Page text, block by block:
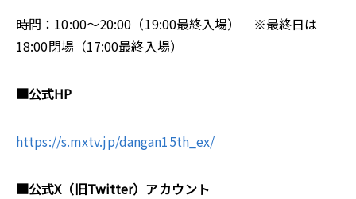
時間：10:00～20:00（19:00最終入場） ※最終日は
18:00閉場（17:00最終入場）
■公式HP
https://s.mxtv.jp/dangan15th_ex/
■公式X（旧Twitter）アカウント